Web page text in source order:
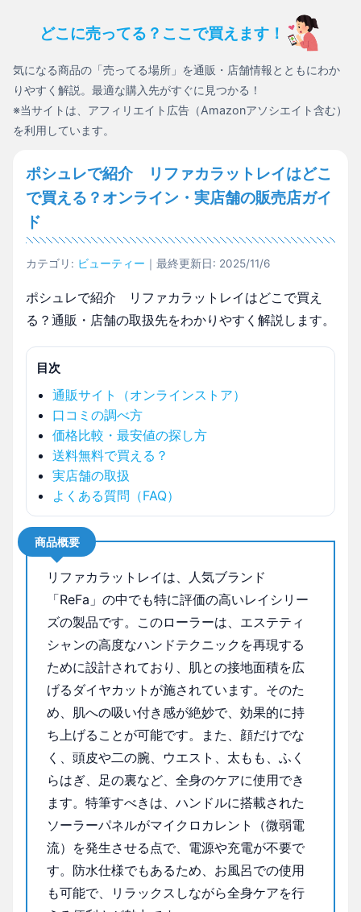
どこに売ってる？ここで買えます！
気になる商品の「売ってる場所」を通販・店舗情報とともにわか
りやすく解説。最適な購入先がすぐに見つかる！
※当サイトは、アフィリエイト広告（Amazonアソシエイト含む）
を利用しています。
ポシュレで紹介 リファカラットレイはどこ
で買える？オンライン・実店舗の販売店ガイ
ド
カテゴリ: ビューティー ｜最終更新日: 2025/11/6
ポシュレで紹介 リファカラットレイはどこで買え
る？通販・店舗の取扱先をわかりやすく解説します。
目次
通販サイト（オンラインストア）
口コミの調べ方
価格比較・最安値の探し方
送料無料で買える？
実店舗の取扱
よくある質問（FAQ）
商品概要
リファカラットレイは、人気ブランド
「ReFa」の中でも特に評価の高いレイシリー
ズの製品です。このローラーは、エステティ
シャンの高度なハンドテクニックを再現する
ために設計されており、肌との接地面積を広
げるダイヤカットが施されています。そのた
め、肌への吸い付き感が絶妙で、効果的に持
ち上げることが可能です。また、顔だけでな
く、頭皮や二の腕、ウエスト、太もも、ふく
らはぎ、足の裏など、全身のケアに使用でき
ます。特筆すべきは、ハンドルに搭載された
ソーラーパネルがマイクロカレント（微弱電
流）を発生させる点で、電源や充電が不要で
す。防水仕様でもあるため、お風呂での使用
も可能で、リラックスしながら全身ケアを行